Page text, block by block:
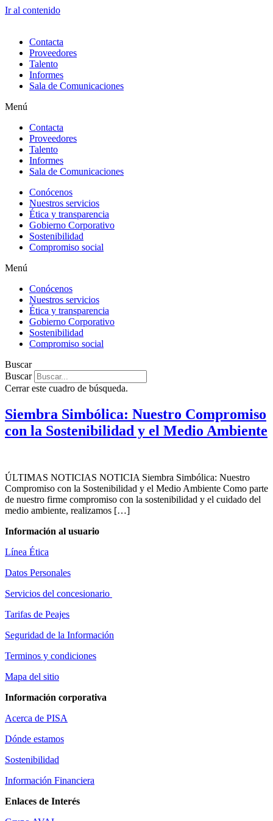
Ir al contenido
Contacta
Proveedores
Talento
Informes
Sala de Comunicaciones
Menú
Contacta
Proveedores
Talento
Informes
Sala de Comunicaciones
Conócenos
Nuestros servicios
Ética y transparencia
Gobierno Corporativo
Sostenibilidad
Compromiso social
Menú
Conócenos
Nuestros servicios
Ética y transparencia
Gobierno Corporativo
Sostenibilidad
Compromiso social
Buscar
Buscar
Cerrar este cuadro de búsqueda.
Siembra Simbólica: Nuestro Compromiso
con la Sostenibilidad y el Medio Ambiente
ÚLTIMAS NOTICIAS NOTICIA Siembra Simbólica: Nuestro
Compromiso con la Sostenibilidad y el Medio Ambiente Como parte
de nuestro firme compromiso con la sostenibilidad y el cuidado del
medio ambiente, realizamos […]
Información al usuario
Línea Ética
Datos Personales
Servicios del concesionario
Tarifas de Peajes
Seguridad de la Información
Terminos y condiciones
Mapa del sitio
Información corporativa
Acerca de PISA
Dónde estamos
Sostenibilidad
Información Financiera
Enlaces de Interés